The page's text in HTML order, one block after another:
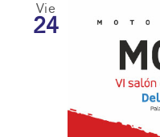
Vie
24